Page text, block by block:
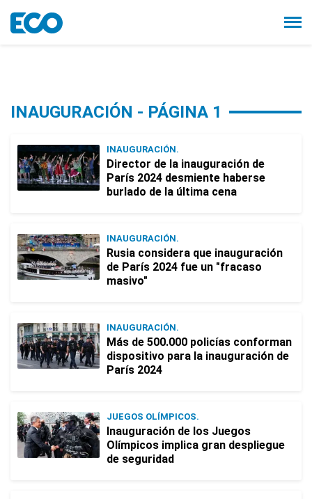
INAUGURACIÓN - PÁGINA 1
INAUGURACIÓN.
Director de la inauguración de
París 2024 desmiente haberse
burlado de la última cena
INAUGURACIÓN.
Rusia considera que inauguración
de París 2024 fue un "fracaso
masivo"
INAUGURACIÓN.
Más de 500.000 policías conforman
dispositivo para la inauguración de
París 2024
JUEGOS OLÍMPICOS.
Inauguración de los Juegos
Olímpicos implica gran despliegue
de seguridad